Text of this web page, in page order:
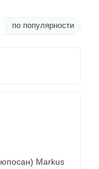
по популярности